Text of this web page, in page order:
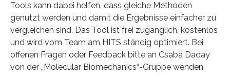
Tools kann dabei helfen, dass gleiche Methoden
genutzt werden und damit die Ergebnisse einfacher zu
vergleichen sind. Das Tool ist frei zugänglich, kostenlos
und wird vom Team am HITS ständig optimiert. Bei
offenen Fragen oder Feedback bitte an Csaba Daday
von der „Molecular Biomechanics“-Gruppe wenden.